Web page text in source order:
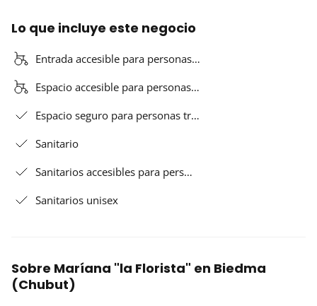
Lo que incluye este negocio
Entrada accesible para personas…
Espacio accesible para personas…
Espacio seguro para personas tr…
Sanitario
Sanitarios accesibles para pers…
Sanitarios unisex
Sobre Maríana "la Florista" en Biedma
(Chubut)